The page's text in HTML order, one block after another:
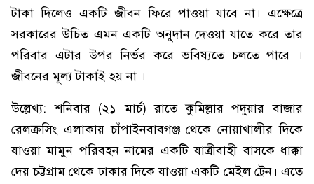
টাকা দিলেও একটি জীবন ফিরে পাওয়া যাবে না। এক্ষেত্রে
সরকারের উচিত এমন একটি অনুদান দেওয়া যাতে করে তার
পরিবার এটার উপর নির্ভর করে ভবিষ্যতে চলতে পারে ।
জীবনের মূল্য টাকাই হয় না ।
উল্লেখ্য: শনিবার (২১ মার্চ) রাতে কুমিল্লার পদুয়ার বাজার
রেলক্রসিং এলাকায় চাঁপাইনবাবগঞ্জ থেকে নোয়াখালীর দিকে
যাওয়া মামুন পরিবহন নামের একটি যাত্রীবাহী বাসকে ধাক্কা
দেয় চট্টগ্রাম থেকে ঢাকার দিকে যাওয়া একটি মেইল ট্রেন। এতে